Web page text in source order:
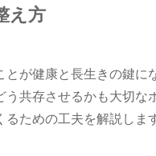
え方
が健康と長生きの鍵に
共存させるかも大切な
ための工夫を解説します